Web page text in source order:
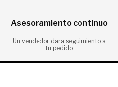
Asesoramiento continuo
Un vendedor dara seguimiento a
tu pedido